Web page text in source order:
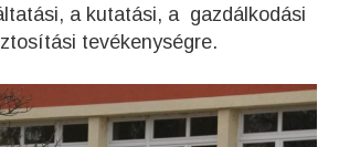
a kutatási, a gazdálkodási
tevékenységre.